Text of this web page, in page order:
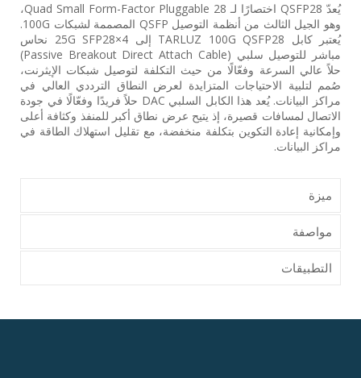
يُعدّ QSFP28 اختصارًا لـ Quad Small Form-Factor Pluggable 28،
وهو الجيل الثالث من أنظمة التوصيل QSFP المصممة لشبكات 100G.
يُعتبر كابل TARLUZ 100G QSFP28 إلى 4×25G SFP28 نحاس
مباشر للتوصيل سلبي (Passive Breakout Direct Attach Cable)
حلاً عالي السرعة وفعّالًا من حيث التكلفة لتوصيل شبكات الإيثرنت،
صُمم لتلبية الاحتياجات المتزايدة لعرض النطاق الترددي العالي في
مراكز البيانات. يُعد هذا الكابل السلبي DAC حلاً فريدًا وفعّالًا في جودة
الاتصال لمسافات قصيرة، إذ يتيح عرض نطاق أكبر للمنفذ وكثافة أعلى
وإمكانية إعادة التكوين بتكلفة منخفضة، مع تقليل استهلاك الطاقة في
مراكز البيانات.
ميزة
مواصفة
التطبيقات